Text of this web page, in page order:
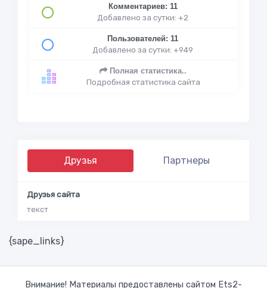
Комментариев: 11
Добавлено за сутки: +2
Пользователей: 11
Добавлено за сутки: +949
Полная статистика..
Подробная статистика сайта
Друзья Партнеры
Друзья сайта
текст
{sape_links}
Внимание! Материалы предоставлены сайтом Ets2-